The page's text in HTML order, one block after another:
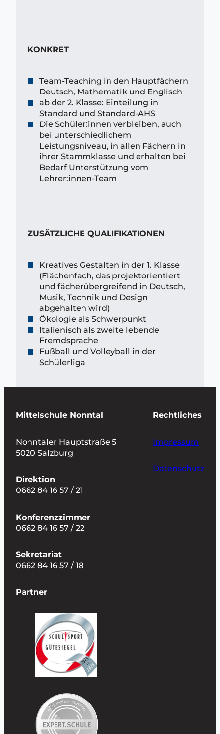
KONKRET
Team-Teaching in den Hauptfächern
Deutsch, Mathematik und Englisch
ab der 2. Klasse: Einteilung in
Standard und Standard-AHS
Die Schüler:innen verbleiben, auch
bei unterschiedlichem
Leistungsniveau, in allen Fächern in
ihrer Stammklasse und erhalten bei
Bedarf Unterstützung vom
Lehrer:innen-Team
ZUSÄTZLICHE QUALIFIKATIONEN
Kreatives Gestalten in der 1. Klasse
(Flächenfach, das projektorientiert
und fächerübergreifend in Deutsch,
Musik, Technik und Design
abgehalten wird)
Ökologie als Schwerpunkt
Italienisch als zweite lebende
Fremdsprache
Fußball und Volleyball in der
Schülerliga
Mittelschule Nonntal
Nonntaler Hauptstraße 5
5020 Salzburg
Direktion
0662 84 16 57 / 21
Konferenzzimmer
0662 84 16 57 / 22
Sekretariat
0662 84 16 57 / 18
Rechtliches
Impressum
Datenschutz
Partner